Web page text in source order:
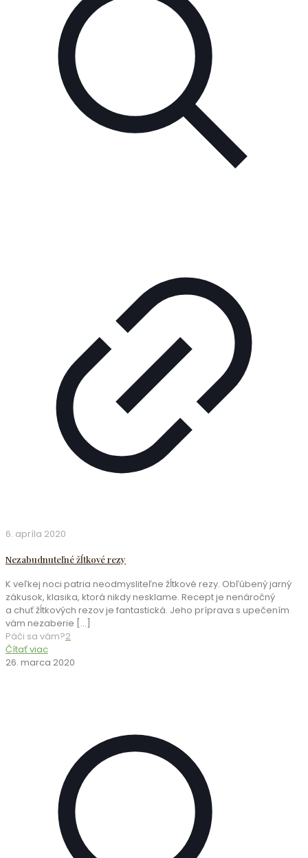
6. apríla 2020
Nezabudnuteľné žĺtkové rezy
K veľkej noci patria neodmysliteľne žĺtkové rezy. Obľúbený jarný
zákusok, klasika, ktorá nikdy nesklame. Recept je nenáročný
a chuť žĺtkových rezov je fantastická. Jeho príprava s upečením
vám nezaberie […]
Páči sa vám?2
Čítať viac
26. marca 2020